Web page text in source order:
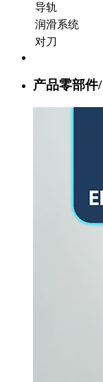
导轨
润滑系统
对刀
产品零部件/